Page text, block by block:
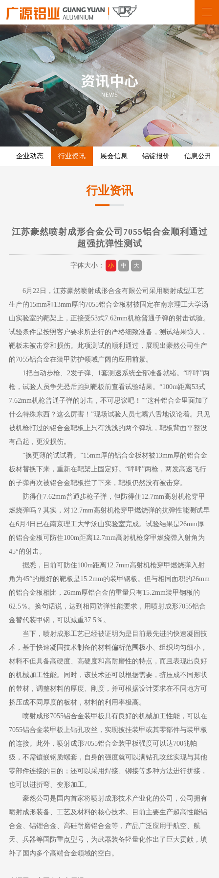
企业动态 行业资讯 展会信息 铝锭报价 信息公开
行业资讯
江苏豪然喷射成形合金公司7055铝合金顺利通过
超强抗弹性测试
字体大小： 小 中 大
6月22日，江苏豪然喷射成形合金有限公司采用喷射成型工艺
生产的15mm和13mm厚的7055铝合金板材被固定在南京理工大学汤
山实验室的靶架上，正接受53式7.62mm机枪普通子弹的射击试验。
试验条件是按照客户要求所进行的严格细致准备，测试结果惊人，
靶板未被击穿和损伤。此项测试的顺利通过，展现出豪然公司生产
的7055铝合金在装甲防护领域广阔的应用前景。
1把自动步枪、2发子弹、1套测速系统全部准备就绪。“呯呯”两
枪，试验人员争先恐后跑到靶板前查看试验结果。“100m距离53式
7.62mm机枪普通子弹的射击，不可思议吧！”“这种铝合金里面加了
什么特殊东西？这么厉害！”现场试验人员七嘴八舌地议论着。只见
被机枪打过的铝合金靶板上只有浅浅的两个弹坑，靶板背面平整没
有凸起，更没损伤。
“换更薄的试试看。”15mm厚的铝合金板材被13mm厚的铝合金
板材替换下来，重新在靶架上固定好。“呯呯”两枪，两发高速飞行
的子弹再次被铝合金靶板拦了下来，靶板仍然没有被击穿。
防得住7.62mm普通步枪子弹，但防得住12.7mm高射机枪穿甲
燃烧弹吗？其实，对12.7mm高射机枪穿甲燃烧弹的抗弹性能测试早
在6月4日已在南京理工大学汤山实验室完成。试验结果是26mm厚
的铝合金板可防住100m距离12.7mm高射机枪穿甲燃烧弹入射角为
45°的射击。
据悉，目前可防住100m距离12.7mm高射机枪穿甲燃烧弹入射
角为45°的最好的靶板是15.2mm的装甲钢板。但与相同面积的26mm
的铝合金板相比，26mm厚铝合金的重量只有15.2mm装甲钢板的
62.5％。换句话说，达到相同防弹性能要求，用喷射成形7055铝合
金替代装甲钢，可以减重37.5％。
当下，喷射成形工艺已经被证明为是目前最先进的快速凝固技
术，基于快速凝固技术制备的材料偏析范围极小、组织均匀细小，
材料不但具备高硬度、高硬度和高耐磨性的特点，而且表现出良好
的机械加工性能。同时，该技术还可以根据需要，挤压成不同形状
的带材，调整材料的厚度、刚度，并可根据设计要求在不同地方可
挤压成不同厚度的板材，材料的利用率极高。
喷射成形7055铝合金装甲板具有良好的机械加工性能，可以在
7055铝合金装甲板上钻孔攻丝，实现披挂装甲或其零部件与装甲板
的连接。此外，喷射成形7055铝合金装甲板强度可以达700兆帕
级，不需镶嵌钢质螺套，自身的强度就可以满钻孔攻丝实现与其他
零部件连接的目的；还可以采用焊接、铆接等多种方法进行拼接，
也可以进折弯、变形加工。
豪然公司是国内首家将喷射成形技术产业化的公司，公司拥有
喷射成形装备、工艺及材料的核心技术。目前主要生产超高性能铝
合金、铝锂合金、高硅耐磨铝合金等，产品广泛应用于航空、航
天、兵器等国防重点型号，为武器装备轻量化作出了巨大贡献，填
补了国内多个高端合金领域的空白。